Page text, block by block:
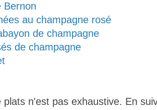
Bernon
au champagne rosé
de champagne
de champagne
plats n'est pas exhaustive. En